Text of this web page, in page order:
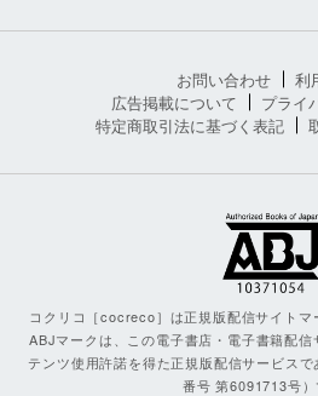
お問い合わせ
利
広告掲載について
プライ
特定商取引法に基づく表記
コクリコ［cocreco］は正規版配信サイトマ
ABJマークは、この電子書店・電子書籍配
テンツ使用許諾を得た正規版配信サービス
番号 第6091713号）